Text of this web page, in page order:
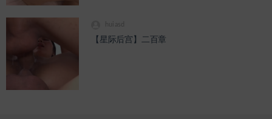
【星际后宫】二百章